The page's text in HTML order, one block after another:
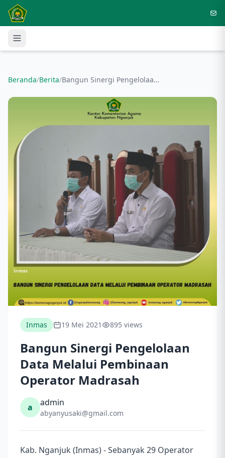
Langsung ke konten utama
Beranda/Berita/ Bangun Sinergi Pengelolaan Data Melalui Pembinaan Operator Madrasah
Inmas 19 Mei 2021 895 views
Bangun Sinergi Pengelolaan
Data Melalui Pembinaan
Operator Madrasah
a admin
abyanyusaki@gmail.com
Kab. Nganjuk (Inmas) - Sebanyak 29 Operator